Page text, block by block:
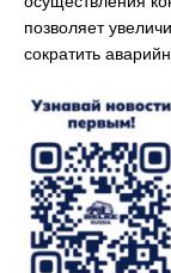
позволяет
сократить